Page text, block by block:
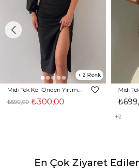
2
₺300,00
₺599,99
2
En Çok Ziyaret